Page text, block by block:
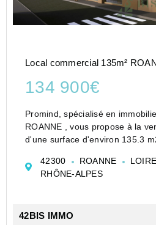
Local commercial 135m²
134 900€
Promind, spécialisé en
ROANNE , vous propose à la
d'une surface d'environ 135.3
hyper centre de ROANNE à
42300 ROANNE LOIRE
RHÔNE-ALPES
42BIS IMMO